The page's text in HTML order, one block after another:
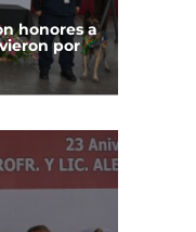
honores a
por